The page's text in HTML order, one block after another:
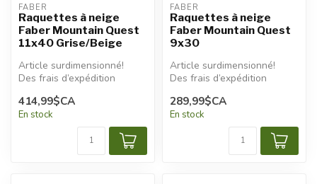
FABER
Raquettes à neige
Faber Mountain Quest
11x40 Grise/Beige
Article surdimensionné!
Des frais d’expédition
appliqués.
414,99$CA
En stock
FABER
Raquettes à neige
Faber Mountain Quest
9x30
Article surdimensionné!
Des frais d’expédition
appliqués.
289,99$CA
En stock